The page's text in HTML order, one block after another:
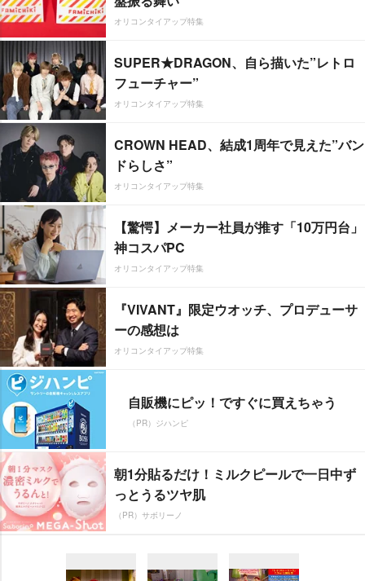
オリコンタイアップ特集
SUPER★DRAGON、自ら描いた”レトロ
フューチャー”
オリコンタイアップ特集
CROWN HEAD、結成1周年で見えた”バン
ドらしさ”
オリコンタイアップ特集
【驚愕】メーカー社員が推す「10万円台」
神コスパPC
オリコンタイアップ特集
『VIVANT』限定ウオッチ、プロデューサ
ーの感想は
オリコンタイアップ特集
自販機にピッ！ですぐに買えちゃう
（PR）ジハンピ
朝1分貼るだけ！ミルクピールで一日中ず
っとうるツヤ肌
（PR）サボリーノ